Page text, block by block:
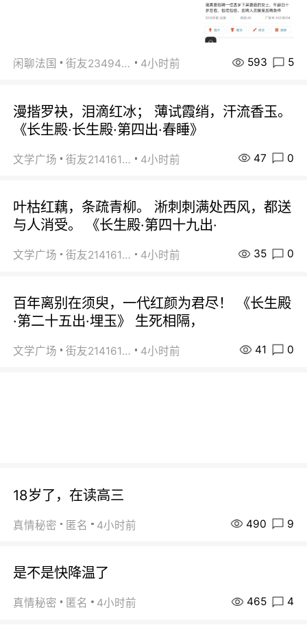
闲聊法国 街友23494008 4小时前 593 5
漫揩罗袂，泪滴红冰； 薄试霞绡，汗流香玉。
《长生殿·长生殿·第四出·春睡》
文学广场 街友21416156 4小时前 47 0
叶枯红藕，条疏青柳。 淅刺刺满处西风，都送
与人消受。 《长生殿·第四十九出·
文学广场 街友21416156 4小时前 35 0
百年离别在须臾，一代红颜为君尽！ 《长生殿
·第二十五出·埋玉》 生死相隔，
文学广场 街友21416156 4小时前 41 0
18岁了，在读高三
真情秘密 匿名 4小时前 490 9
是不是快降温了
真情秘密 匿名 4小时前 465 4